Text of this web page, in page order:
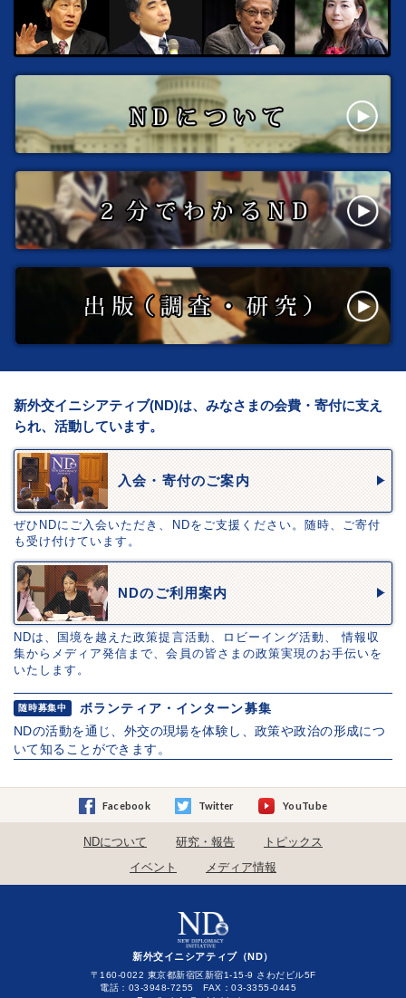
新外交イニシアティブ(ND)は、みなさまの会費・寄付に支え
られ、活動しています。
入会・寄付のご案内
ぜひNDにご入会いただき、NDをご支援ください。随時、ご寄付
も受け付けています。
NDのご利用案内
NDは、国境を越えた政策提言活動、ロビーイング活動、 情報収
集からメディア発信まで、会員の皆さまの政策実現のお手伝いを
いたします。
随時募集中
ボランティア・インターン募集
NDの活動を通じ、外交の現場を体験し、政策や政治の形成につ
いて知ることができます。
Facebook Twitter YouTube
NDについて 研究・報告
トピックス
イベント
メディア情報
新外交イニシアティブ（ND）
〒160-0022 東京都新宿区新宿1-15-9 さわだビル5F
電話：03-3948-7255 FAX：03-3355-0445